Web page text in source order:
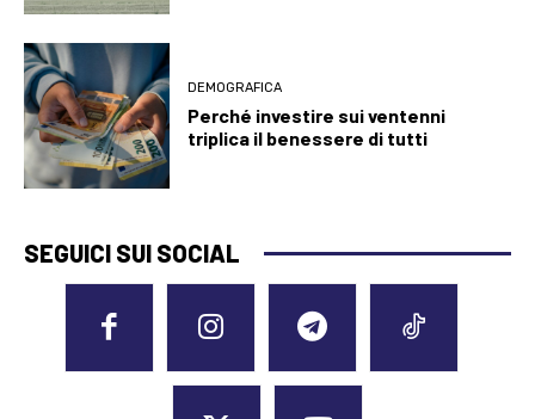
DEMOGRAFICA
Perché investire sui ventenni
triplica il benessere di tutti
SEGUICI SUI SOCIAL